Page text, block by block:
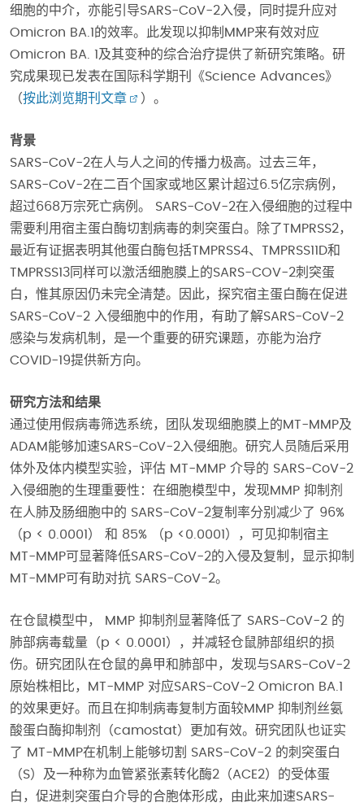
细胞的中介，亦能引导SARS-CoV-2入侵，同时提升应对
Omicron BA.1的效率。此发现以抑制MMP来有效对应
Omicron BA. 1及其变种的综合治疗提供了新研究策略。研
究成果现已发表在国际科学期刊《Science Advances》
（按此浏览期刊文章 ）。
背景
SARS-CoV-2在人与人之间的传播力极高。过去三年，
SARS-CoV-2在二百个国家或地区累计超过6.5亿宗病例，
超过668万宗死亡病例。 SARS-CoV-2在入侵细胞的过程中
需要利用宿主蛋白酶切割病毒的刺突蛋白。除了TMPRSS2，
最近有证据表明其他蛋白酶包括TMPRSS4、TMPRSS11D和
TMPRSS13同样可以激活细胞膜上的SARS-COV-2刺突蛋
白，惟其原因仍未完全清楚。因此，探究宿主蛋白酶在促进
SARS-CoV-2 入侵细胞中的作用，有助了解SARS-CoV-2
感染与发病机制，是一个重要的研究课题，亦能为治疗
COVID-19提供新方向。
研究方法和结果
通过使用假病毒筛选系统，团队发现细胞膜上的MT-MMP及
ADAM能够加速SARS-CoV-2入侵细胞。研究人员随后采用
体外及体内模型实验，评估 MT-MMP 介导的 SARS-CoV-2
入侵细胞的生理重要性：在细胞模型中，发现MMP 抑制剂
在人肺及肠细胞中的 SARS-CoV-2复制率分别减少了 96%
（p < 0.0001） 和 85% （p <0.0001），可见抑制宿主
MT-MMP可显著降低SARS-CoV-2的入侵及复制，显示抑制
MT-MMP可有助对抗 SARS-CoV-2。
在仓鼠模型中， MMP 抑制剂显著降低了 SARS-CoV-2 的
肺部病毒载量（p < 0.0001），并减轻仓鼠肺部组织的损
伤。研究团队在仓鼠的鼻甲和肺部中，发现与SARS-CoV-2
原始株相比，MT-MMP 对应SARS-CoV-2 Omicron BA.1
的效果更好。而且在抑制病毒复制方面较MMP 抑制剂丝氨
酸蛋白酶抑制剂（camostat）更加有效。研究团队也证实
了 MT-MMP在机制上能够切割 SARS-CoV-2 的刺突蛋白
（S）及一种称为血管紧张素转化酶2（ACE2）的受体蛋
白，促进刺突蛋白介导的合胞体形成，由此来加速SARS-